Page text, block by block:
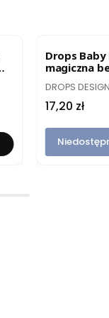
Drops
magiczna
PRODUCENT
DROPS DESIGN
Cena
17,20 zł